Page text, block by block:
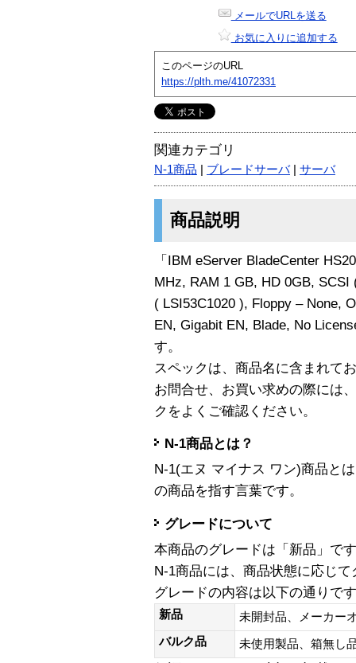
メールでURLを送る
お気に入りに追加する
このページのURL
https://plth.me/41072331
関連カテゴリ
N-1商品 ブレードサーバ| サーバ
商品説明
「IBM eServer BladeCenter
MHz, RAM 1 GB, HD 0GB,
( LSI53C1020 ), Floppy – None,
EN, Gigabit EN, Blade, No
す。
スペックは、商品名に含まれて
お問合せ、お買い求めの際には
クをよくご確認ください。
N-1商品とは？
N-1(エヌ マイナス ワン)商品と
の商品を指す言葉です。
グレードについて
本商品のグレードは「新品」です
N-1商品には、商品状態に応じ
グレードの内容は以下の通りで
新品
未開封品、メーカー
バルク品
未使用製品、箱無